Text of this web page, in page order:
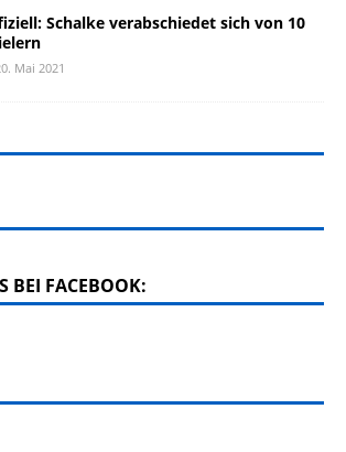
Schalke verabschiedet sich von 10
Mai 2021
BEI FACEBOOK: